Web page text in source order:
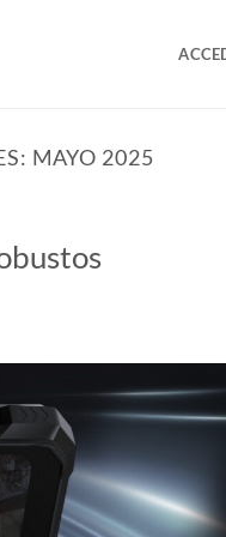
MAYO 2025